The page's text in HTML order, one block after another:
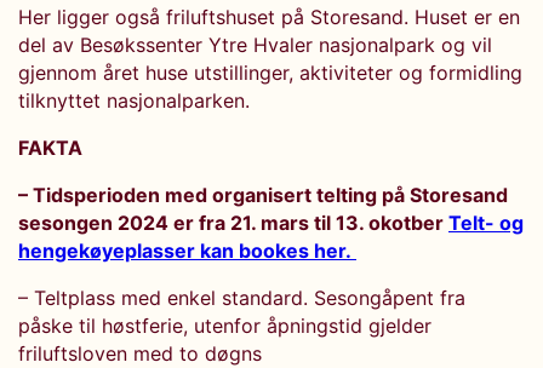
Her ligger også friluftshuset på Storesand. Huset er en
del av Besøkssenter Ytre Hvaler nasjonalpark og vil
gjennom året huse utstillinger, aktiviteter og formidling
tilknyttet nasjonalparken.
FAKTA
– Tidsperioden med organisert telting på Storesand
sesongen 2024 er fra 21. mars til 13. okotber Telt- og
hengekøyeplasser kan bookes her.
– Teltplass med enkel standard. Sesongåpent fra
påske til høstferie, utenfor åpningstid gjelder
friluftsloven med to døgns